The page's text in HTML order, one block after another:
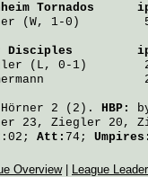
Tornados
(W, 1-0)
Disciples
(L, 0-1)        2
Hörner 2 (2). HBP:
23, Ziegler 20,
Att: 74;
Overview| League